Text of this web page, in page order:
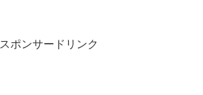
スポンサードリンク